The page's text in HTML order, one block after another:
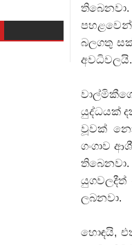
Aramuna Song Lyrics - අරමුණ
Sandata Duka Hithila Song
Father Song Lyrics - ෆාදර් ගීතයේ
Dannawada Mawa Song
NEENA Song Lyrics - නීනා ගීතයේ
Ahimi Wimai Himi Song
බලගතු
අවධිවලයි.
යුද්ධයක්
වූවක්
ගංගාව
ලබනවා.
හොඳයි,